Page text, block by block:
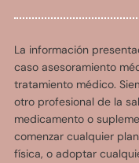
La información
caso asesoramiento
tratamiento médico.
otro profesional de la
medicamento o
comenzar cualquier
física, o adoptar